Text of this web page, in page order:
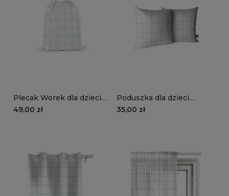
Plecak Worek dla dzieci
STUDY STYLE wzór TN02
49,00 zł
Poduszka dla dzieci
STUDY STYLE wzór TN02
35,00 zł